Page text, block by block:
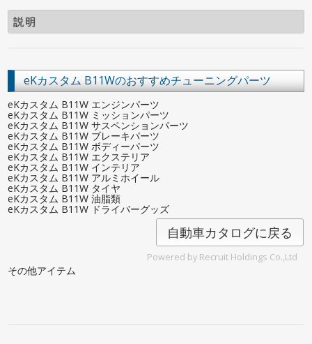
説明
eKカスタム B11Wのおすすめチューニングパーツ
eKカスタム B11W エンジンパーツ
eKカスタム B11W ミッションパーツ
eKカスタム B11W サスペンションパーツ
eKカスタム B11W ブレーキパーツ
eKカスタム B11W ボディーパーツ
eKカスタム B11W エクステリア
eKカスタム B11W インテリア
eKカスタム B11W アルミホイール
eKカスタム B11W タイヤ
eKカスタム B11W 油脂類
eKカスタム B11W ドライバーグッズ
自動車カタログに戻る
Powered by Recruit Holdings Co.,Ltd
その他アイテム